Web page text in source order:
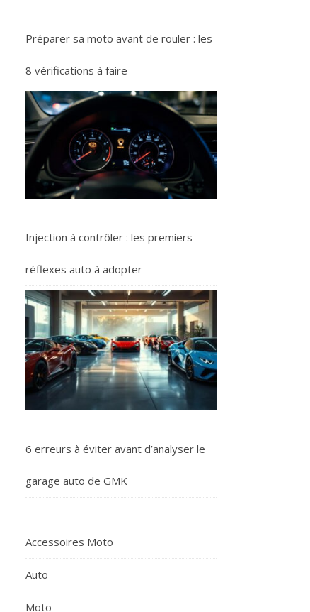
Préparer sa moto avant de rouler : les
8 vérifications à faire
Injection à contrôler : les premiers
réflexes auto à adopter
6 erreurs à éviter avant d’analyser le
garage auto de GMK
Accessoires Moto
Auto
Moto